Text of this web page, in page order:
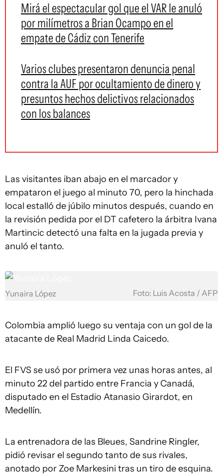
Mirá el espectacular gol que el VAR le anuló
por milímetros a Brian Ocampo en el
empate de Cádiz con Tenerife
Varios clubes presentaron denuncia penal
contra la AUF por ocultamiento de dinero y
presuntos hechos delictivos relacionados
con los balances
Las visitantes iban abajo en el marcador y
empataron el juego al minuto 70, pero la hinchada
local estalló de júbilo minutos después, cuando en
la revisión pedida por el DT cafetero la árbitra Ivana
Martincic detectó una falta en la jugada previa y
anuló el tanto.
Yunaira López Foto: Luis Acosta / AFP
Colombia amplió luego su ventaja con un gol de la
atacante de Real Madrid Linda Caicedo.
El FVS se usó por primera vez unas horas antes, al
minuto 22 del partido entre Francia y Canadá,
disputado en el Estadio Atanasio Girardot, en
Medellín.
La entrenadora de las Bleues, Sandrine Ringler,
pidió revisar el segundo tanto de sus rivales,
anotado por Zoe Markesini tras un tiro de esquina.